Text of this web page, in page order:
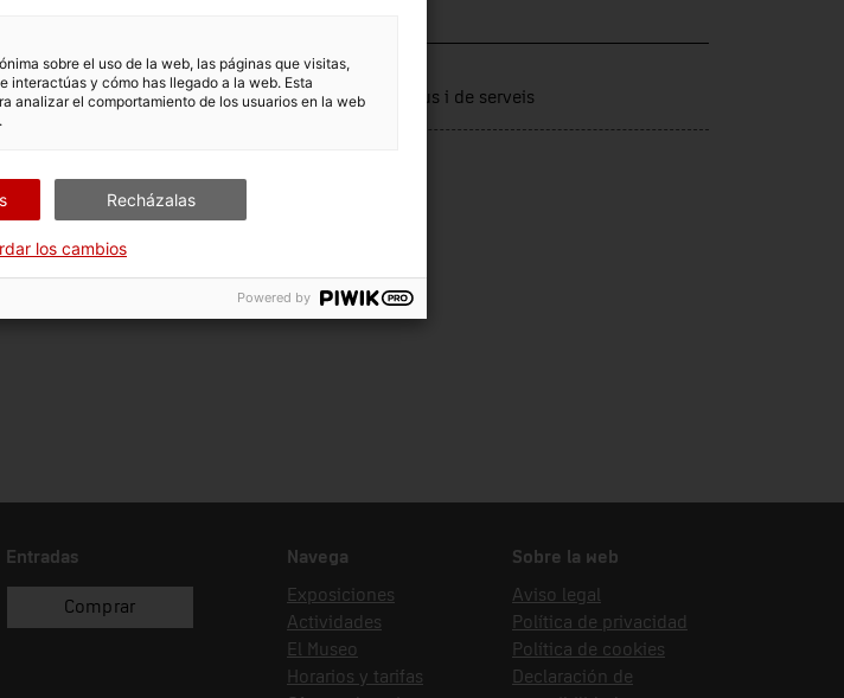
Colección
Sectors productius i de serveis
donació
Entradas
Comprar
Navega
Exposiciones
Actividades
El Museo
Horarios y tarifas
Sobre la web
Aviso legal
Política de privacidad
Política de cookies
Declaración de
sobre el uso de la web, las páginas que visitas,
interactúas y cómo has llegado a la web. Esta
analizar el comportamiento de los usuarios en la web
Recházalas
los cambios
Powered by